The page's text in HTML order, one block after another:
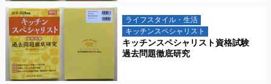
ライフスタイル・生活
キッチンスペシャリスト
キッチンスペシャリスト資格試験
過去問題徹底研究